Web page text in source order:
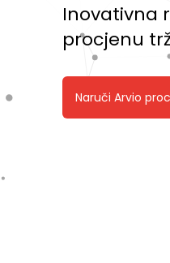
Inovativna
procjenu